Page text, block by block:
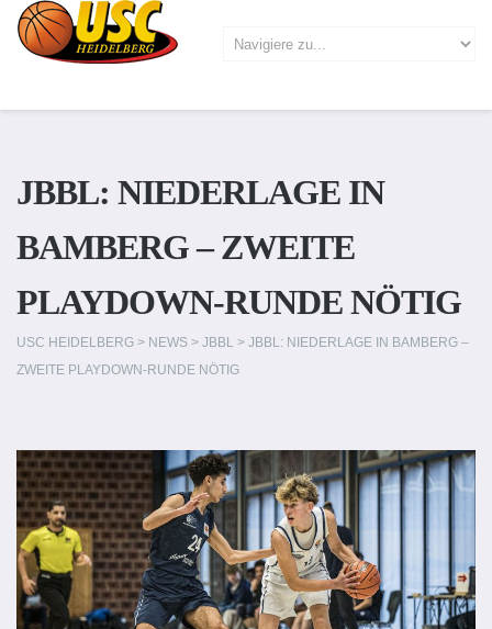
JBBL: NIEDERLAGE IN
BAMBERG – ZWEITE
PLAYDOWN-RUNDE NÖTIG
USC HEIDELBERG > NEWS > JBBL > JBBL: NIEDERLAGE IN BAMBERG –
ZWEITE PLAYDOWN-RUNDE NÖTIG